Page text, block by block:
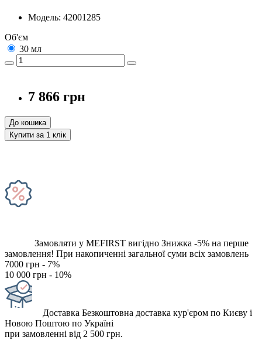
Модель: 42001285
Об'єм
30 мл
7 866 грн
До кошика
Купити за 1 клiк
Замовляти у MEFIRST вигідно Знижка -5% на перше
замовлення! При накопиченні загальної суми всіх замовлень
7000 грн - 7%
10 000 грн - 10%
Доставка Безкоштовна доставка кур'єром по Києву і
Новою Поштою по Україні
при замовленні від 2 500 грн.